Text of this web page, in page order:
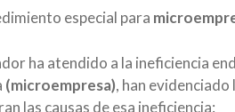
especial para
ha atendido a la ineficiencia
(microempresa), han
las causas de esa ineficiencia: